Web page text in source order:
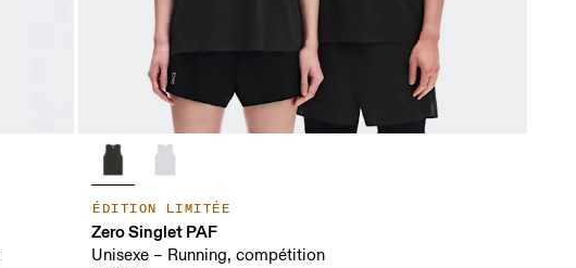
ÉDITION LIMITÉE
Zero Singlet PAF
Unisexe – Running, compétition